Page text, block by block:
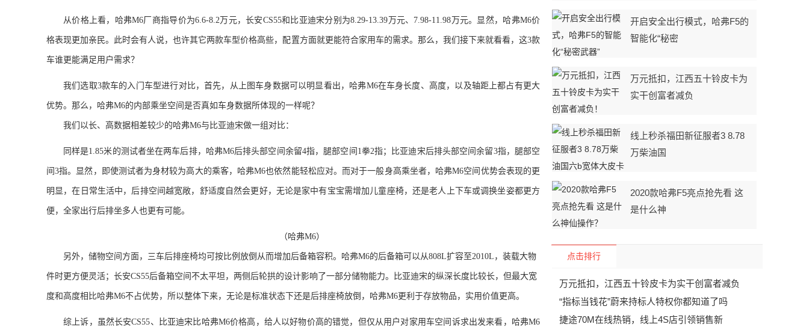
从价格上看，哈弗M6厂商指导价为6.6-8.2万元，长安CS55和比亚迪宋分别为8.29-13.39 万元、 7.98-11.98 万元。显然，哈弗M6价
格表现更加亲民。此时会有人说，也许其它两款车型价格高些，配置方面就更能符合家用车的需求。那么，我们接下来就看看，这3款
车谁更能满足用户需求？
我们选取3款车的入门车型进行对比，首先，从上图车身数据可以明显看出，哈弗M6在车身长度、高度，以及轴距上都占有更大
优势。那么，哈弗M6的内部乘坐空间是否真如车身数据所体现的一样呢？
我们以长、高数据相差较少的哈弗M6与比亚迪宋做一组对比：
同样是1.85米的测试者坐在两车后排，哈弗M6后排头部空间余留4指，腿部空间 1拳2指；比亚迪 宋后排头部空间余留3指，腿部空
间3指。显然，即使测试者为身材较为高大的乘客，哈弗M6也依然能轻松应对。而对于一般身高乘坐者，哈弗M6空间优势会表现的更
明显，在日常生活中，后排空间越宽敞，舒适度自然会更好，无论是家中有宝宝需增加儿童座椅，还是老人上下车或调换坐姿都更方
便，全家出行后排坐多人也更有可能。
（哈弗M6）
另外，储物空间方面，三车后排座椅均可按比例放倒从而增加后备箱容积。哈弗M6的后备箱可以从808L扩容至2010L ，装载大物
件时更方便灵活；长安CS55后备箱空间 不太平坦，两侧后轮拱的设计影响了一部分储物能力。比亚迪宋的纵深长度比较长，但最大宽
度和高度相比哈弗M6不占优势，所以整体下来，无论是标准状态下还是后排座椅放倒，哈弗M6更利于存放物品，实用价值更高。
综 上诉，虽然长安CS55、比亚迪宋比哈弗M6价格高，给人以好物价高的错觉，但仅从用户对家用车空间诉求出发来看，哈弗M6
开启安全出行模式，哈弗F5的
智能化“秘密
万元抵扣，江西五十铃皮卡为
实干创富者减负
线上秒杀福田新征服者3 8.78
万柴油国
2020款哈弗F5亮点抢先看 这
是什么神
点击排行
万元抵扣，江西五十铃皮卡为实干创富者减负
“指标当钱花”蔚来持标人特权你都知道了吗
捷途70M在线热销，线上4S店引领销售新